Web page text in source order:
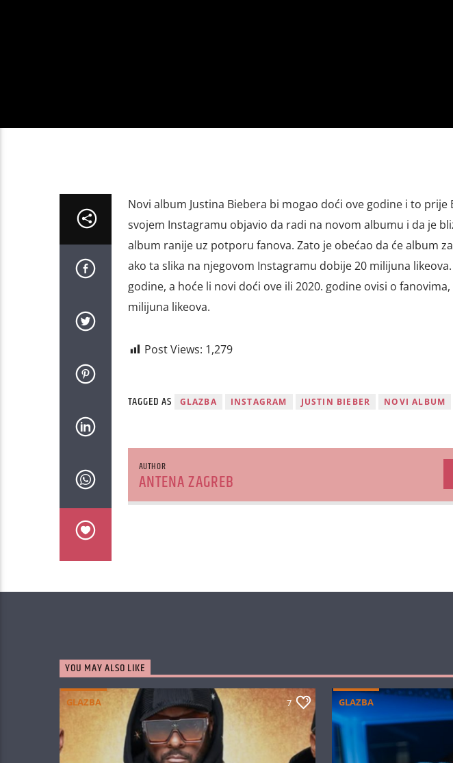
Novi album Justina Biebera bi mogao doći ove godine i to prije
svojem Instagramu objavio da radi na novom albumu i da je
album ranije uz potporu fanova. Zato je obećao da će album
ako ta slika na njegovom Instagramu dobije 20 milijuna
godine, a hoće li novi doći ove ili 2020. godine ovisi o
milijuna likeova.
Post Views: 1,279
TAGGED AS GLAZBA INSTAGRAM JUSTIN BIEBER NOVI ALBUM
AUTHOR
ANTENA ZAGREB
YOU MAY ALSO LIKE
GLAZBA 7 GLAZBA